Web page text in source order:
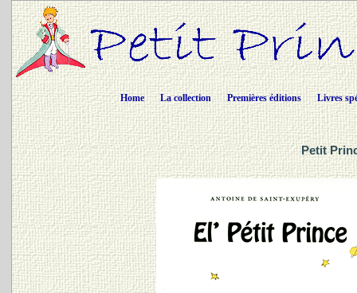
Home La collection Premières éditions Livres
Petit